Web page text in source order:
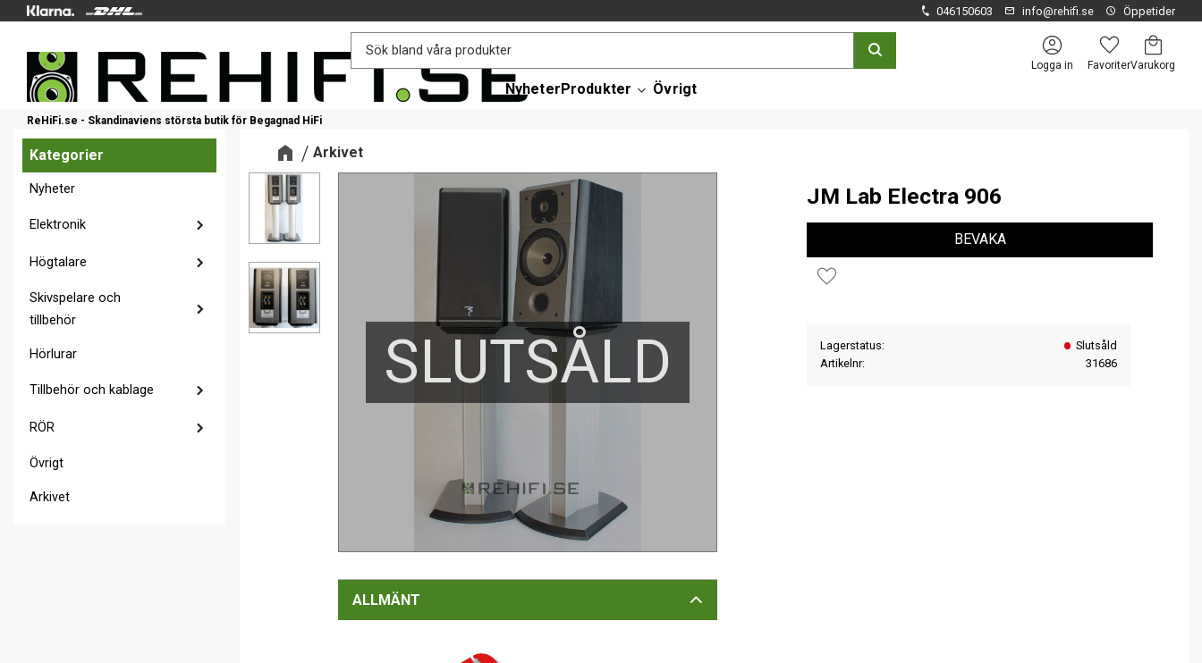
046150603 info@rehifi.se Öppetider
ReHiFi.se - Skandinaviens största butik för Begagnad HiFi
Logga in
Favoriter
Kundvagn
NyheterProdukter Övrigt
Arkivet
JM Lab Electra 906
SLUTSÅLD
Lägg till i favoriter
BEVAKA
Lagerstatus
Slutsåld
Artikelnr
31686
ALLMÄNT
Kategorier
Nyheter
Elektronik
Högtalare
Skivspelare och
tillbehör
Hörlurar
Tillbehör och kablage
RÖR
Övrigt
Arkivet